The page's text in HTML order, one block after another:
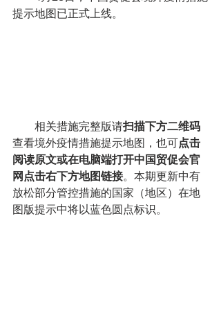
提示地图已正式上线。
        相关措施完整版请
扫描下方二维码
查看境外疫情措施提示地图，也可点击
阅读原文或在电脑端打开中国贸促会官
网点击右下方地图链接。本期更新中有
放松部分管控措施的国家（地区）在地
图版提示中将以蓝色圆点标识。